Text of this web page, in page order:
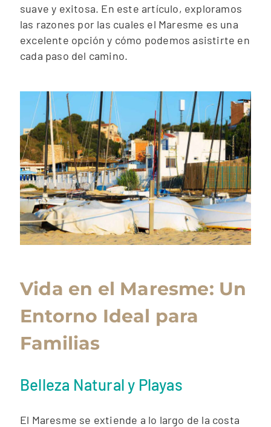
suave y exitosa. En este artículo, exploramos
las razones por las cuales el Maresme es una
excelente opción y cómo podemos asistirte en
cada paso del camino.
Vida en el Maresme: Un
Entorno Ideal para
Familias
Belleza Natural y Playas
El Maresme se extiende a lo largo de la costa